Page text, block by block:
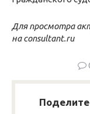
Для просмотра
на consultant.ru